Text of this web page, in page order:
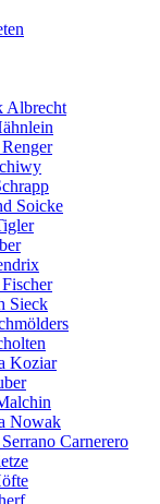
Albrecht
Soicke
Sieck
Koziar
Nowak
Carnerero